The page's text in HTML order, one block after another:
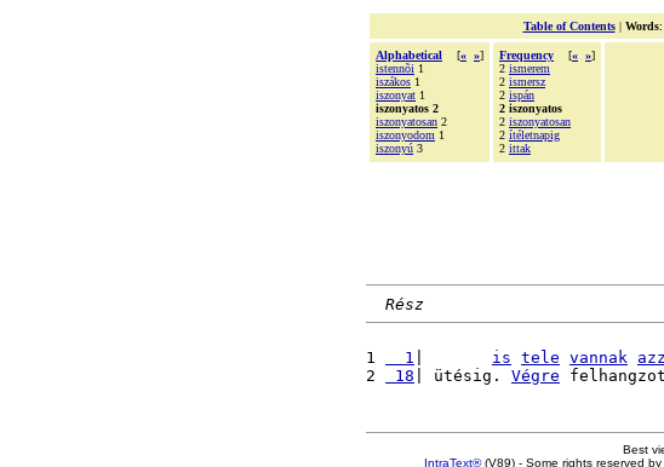
Table of Contents| Words:
Alphabetical [« »]
istennõi 1
iszákos 1
iszonyat 1
iszonyatos 2
iszonyatosan 2
iszonyodom 1
iszonyú 3
Frequency [« »]
2 ismerem
2 ismersz
2 ispán
2 iszonyatos
2 iszonyatosan
2 ítéletnapig
2 ittak
Rész
1
  1
is tele vannak
2
18 | ütésig. Végre
Best
IntraText®(V89) - Some rights reserved by